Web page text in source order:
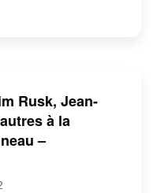
Rusk, Jean-
à la
–